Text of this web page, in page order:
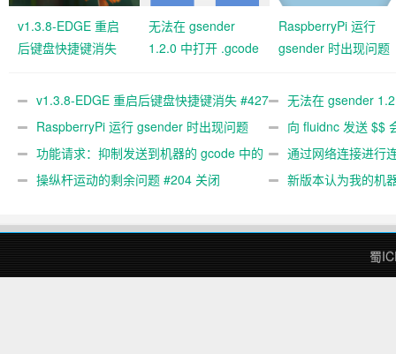
v1.3.8-EDGE 重启
后键盘快捷键消失
无法在 gsender
1.2.0 中打开 .gcode
RaspberryPi 运行
gsender 时出现问题
v1.3.8-EDGE 重启后键盘快捷键消失 #427
关闭
无法在 gsender
#367
RaspberryPi 运行 gsender 时出现问题
#89
向 fluidnc 发送 $$
#473
功能请求：抑制发送到机器的 gcode 中的
gcode 注释。 #444 关闭
通过网络连接进行
操纵杆运动的剩余问题 #204 关闭
新版本认为我的机
蜀